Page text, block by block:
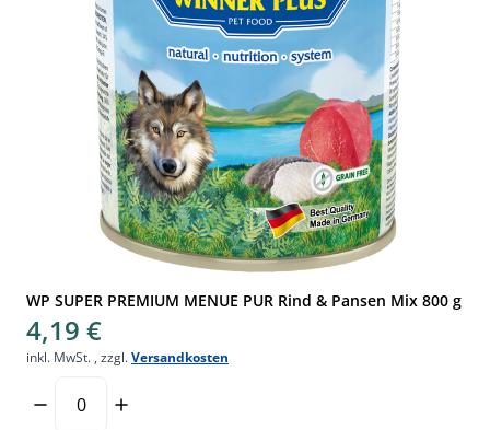
WP SUPER PREMIUM MENUE PUR Rind & Pansen Mix 800 g
4,19 €
inkl. MwSt., zzgl.Versandkosten